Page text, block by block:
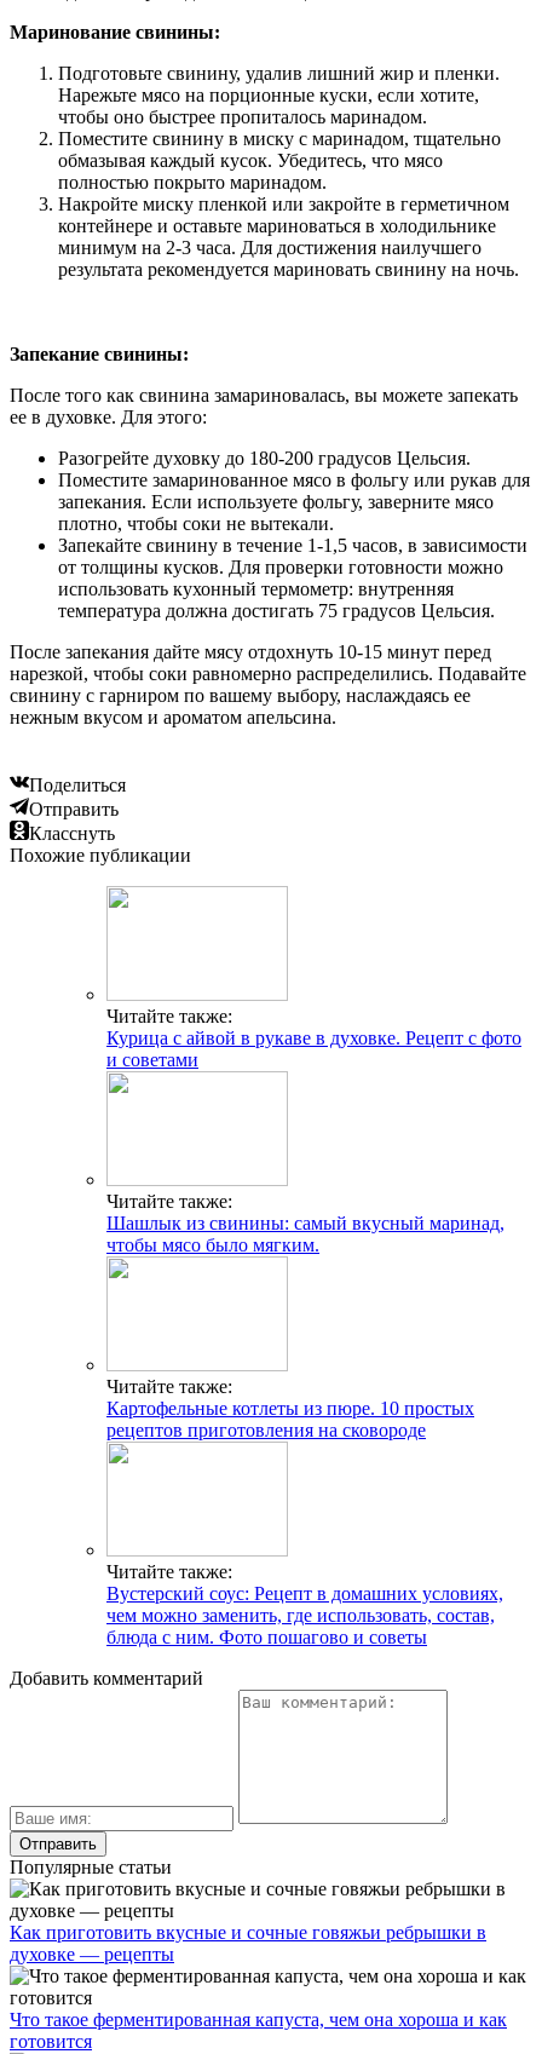
Маринование свинины:
Подготовьте свинину, удалив лишний жир и пленки.
Нарежьте мясо на порционные куски, если хотите,
чтобы оно быстрее пропиталось маринадом.
Поместите свинину в миску с маринадом, тщательно
обмазывая каждый кусок. Убедитесь, что мясо
полностью покрыто маринадом.
Накройте миску пленкой или закройте в герметичном
контейнере и оставьте мариноваться в холодильнике
минимум на 2-3 часа. Для достижения наилучшего
результата рекомендуется мариновать свинину на ночь.
Запекание свинины:
После того как свинина замариновалась, вы можете запекать
ее в духовке. Для этого:
Разогрейте духовку до 180-200 градусов Цельсия.
Поместите замаринованное мясо в фольгу или рукав для
запекания. Если используете фольгу, заверните мясо
плотно, чтобы соки не вытекали.
Запекайте свинину в течение 1-1,5 часов, в зависимости
от толщины кусков. Для проверки готовности можно
использовать кухонный термометр: внутренняя
температура должна достигать 75 градусов Цельсия.
После запекания дайте мясу отдохнуть 10-15 минут перед
нарезкой, чтобы соки равномерно распределились. Подавайте
свинину с гарниром по вашему выбору, наслаждаясь ее
нежным вкусом и ароматом апельсина.
Поделиться
Отправить
Класснуть
Похожие публикации
Читайте также:
Курица с айвой в рукаве в духовке. Рецепт с фото
и советами
Читайте также:
Шашлык из свинины: самый вкусный маринад,
чтобы мясо было мягким.
Читайте также:
Картофельные котлеты из пюре. 10 простых
рецептов приготовления на сковороде
Читайте также:
Вустерский соус: Рецепт в домашних условиях,
чем можно заменить, где использовать, состав,
блюда с ним. Фото пошагово и советы
Добавить комментарий
Популярные статьи
Как приготовить вкусные и сочные говяжьи ребрышки в
духовке — рецепты
Что такое ферментированная капуста, чем она хороша и как
готовится